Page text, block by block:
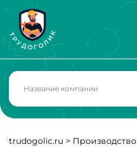
trudogolic.ru > Производство